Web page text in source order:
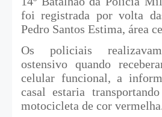
foi registrada por volta
Pedro Santos Estima, área
Os policiais
ostensivo quando
celular funcional, a
casal estaria
motocicleta de cor